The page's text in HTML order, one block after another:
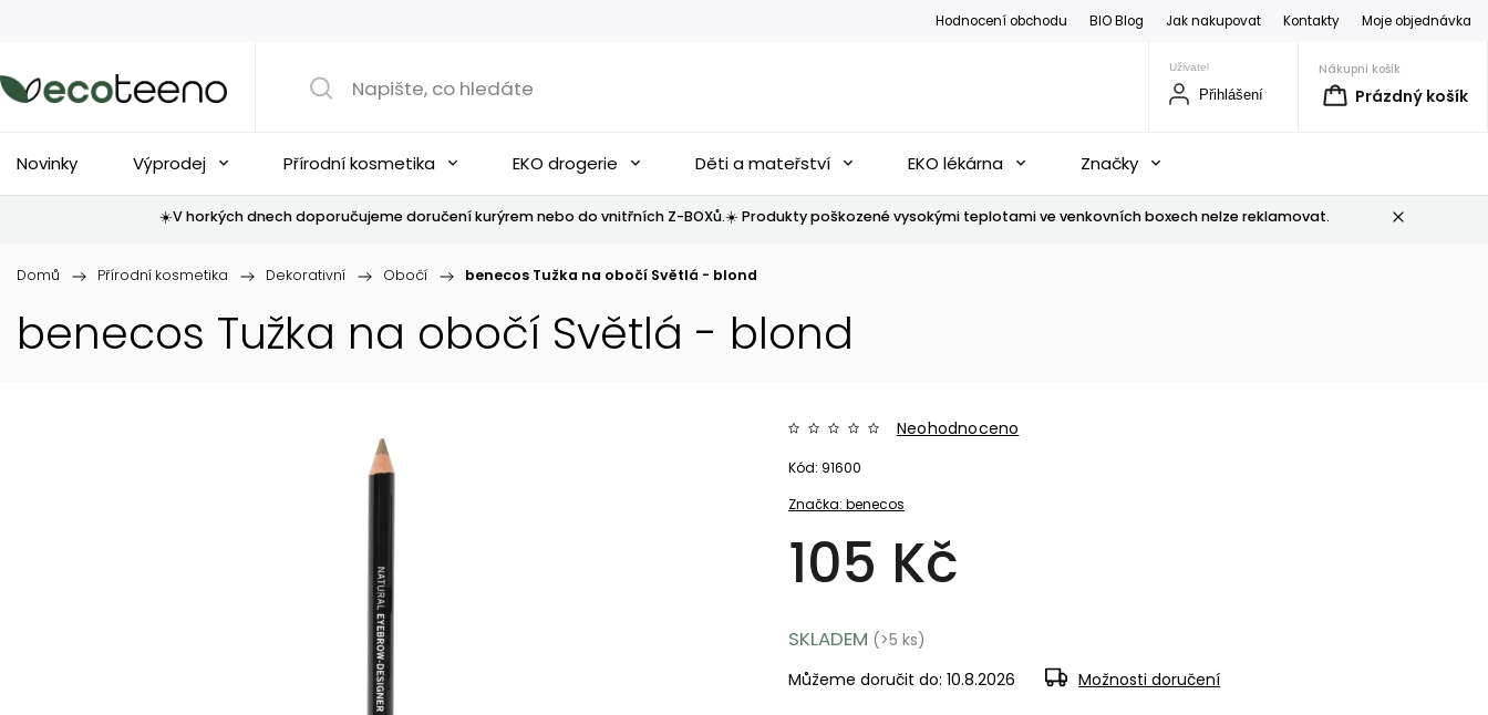
Hodnocení obchodu BIO Blog Jak nakupovat Kontakty Moje objednávka
Nákupní košík
Prázdný košík
Přihlášení
Novinky Výprodej Přírodní kosmetika EKO drogerie Děti a mateřství EKO lékárna Značky
☀️V horkých dnech doporučujeme doručení kurýrem nebo do vnitřních Z-BOXů.☀️ Produkty poškozené vysokými teplotami ve venkovních boxech nelze reklamovat.
Domů / Přírodní kosmetika / Dekorativní / Obočí / benecos Tužka na obočí Světlá - blond
benecos Tužka na obočí Světlá - blond
Značka:benecos
Neohodnoceno
105 Kč
Kód: 91600
SKLADEM (>5 ks)
Můžeme doručit do: 10.8.2026 Možnosti doručení